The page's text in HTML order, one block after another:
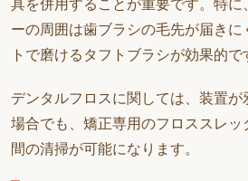
具を併用することが重要です。特に
ーの周囲は歯ブラシの毛先が届き
トで磨けるタフトブラシが効果的で
デンタルフロスに関しては、装置
場合でも、矯正専用のフロススレ
間の清掃が可能になります。